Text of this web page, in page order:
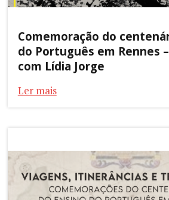
Comemoração do
do Português em Rennes
com Lídia Jorge
Ler mais